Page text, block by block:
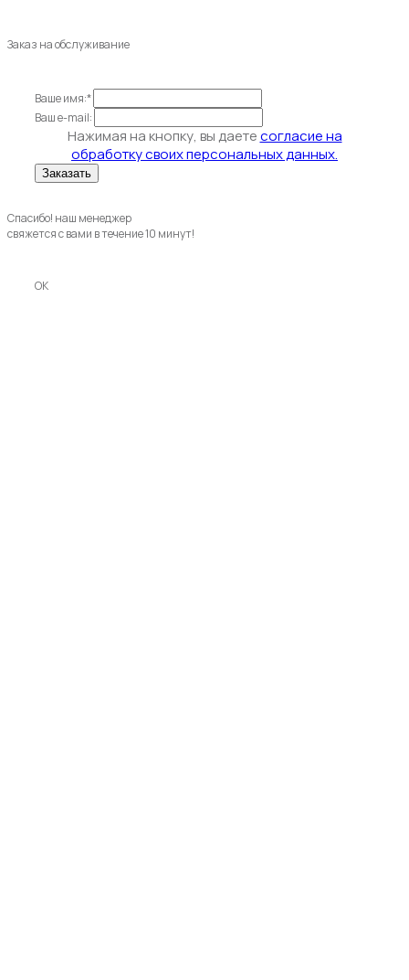
Заказ на обслуживание
Ваше имя:*
Ваш e-mail:
Нажимая на кнопку, вы даетесогласие на
обработку своих персональных данных.
Спасибо! наш менеджер
свяжется с вами в течение 10 минут!
OK